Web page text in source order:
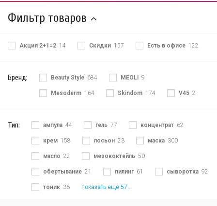
Фильтр товаров
Акция 2+1=2 14 Скидки 157 Есть в офисе 122
Бренд: Beauty Style 684 MEOLI 9
Mesoderm 164 Skindom 174 V45 2
Тип: ампула 44 гель 77 концентрат 62
крем 158 лосьон 23 маска 300
масло 22 мезококтейль 50
обертывание 21 пилинг 61 сыворотка 92
тоник 36 показать еще 57...